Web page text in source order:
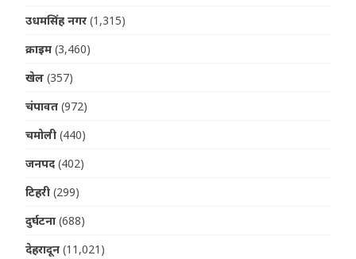
उधमसिंह नगर (1,315)
क्राइम (3,460)
खेल (357)
चंपावत (972)
चमोली (440)
जनपद (402)
टिहरी (299)
दुर्घटना (688)
देहरादून (11,021)